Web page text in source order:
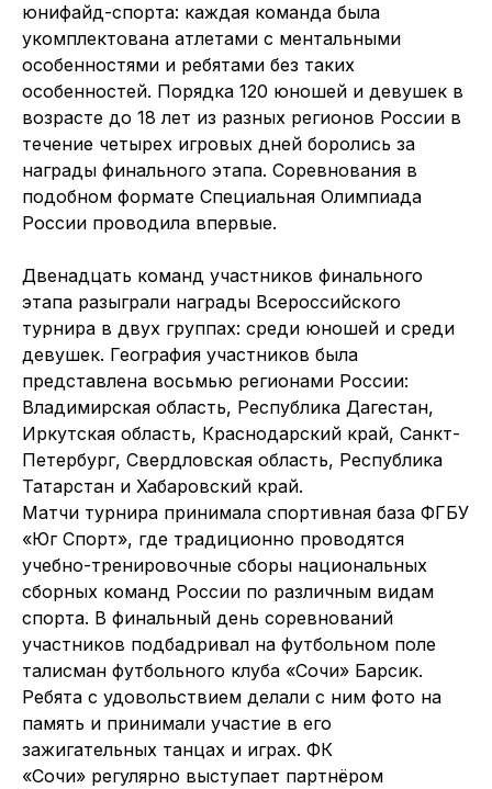
юнифайд-спорта: каждая команда была
укомплектована атлетами с ментальными
особенностями и ребятами без таких
особенностей. Порядка 120 юношей и девушек в
возрасте до 18 лет из разных регионов России в
течение четырех игровых дней боролись за
награды финального этапа. Соревнования в
подобном формате Специальная Олимпиада
России проводила впервые.
Двенадцать команд участников финального
этапа разыграли награды Всероссийского
турнира в двух группах: среди юношей и среди
девушек. География участников была
представлена восьмью регионами России:
Владимирская область, Республика Дагестан,
Иркутская область, Краснодарский край, Санкт-
Петербург, Свердловская область, Республика
Татарстан и Хабаровский край.
Матчи турнира принимала спортивная база ФГБУ
«Юг Спорт», где традиционно проводятся
учебно-тренировочные сборы национальных
сборных команд России по различным видам
спорта. В финальный день соревнований
участников подбадривал на футбольном поле
талисман футбольного клуба «Сочи» Барсик.
Ребята с удовольствием делали с ним фото на
память и принимали участие в его
зажигательных танцах и играх. ФК
«Сочи» регулярно выступает партнёром